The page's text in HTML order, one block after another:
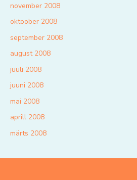
november 2008
oktoober 2008
september 2008
august 2008
juuli 2008
juuni 2008
mai 2008
aprill 2008
märts 2008